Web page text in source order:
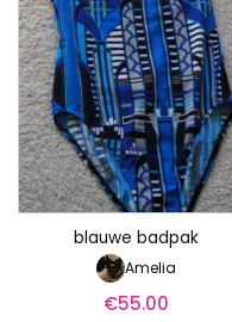
blauwe badpak
Amelia
€55.00